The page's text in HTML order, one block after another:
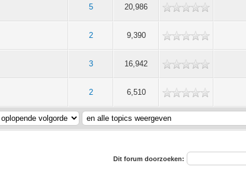
5 20,986
2 9,390
3 16,942
2 6,510
Dit forum doorzoeken: